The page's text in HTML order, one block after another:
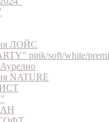
ЛОЙС
pink/soft/white/
NATURE